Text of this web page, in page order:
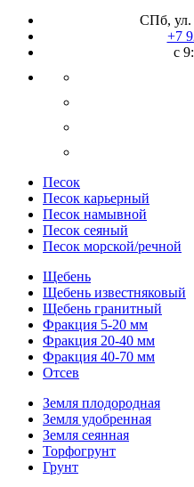
СПб, ул.
+7
с
Песок
Песок карьерный
Песок намывной
Песок сеяный
Песок морской/речной
Щебень
Щебень известняковый
Щебень гранитный
Фракция 5-20 мм
Фракция 20-40 мм
Фракция 40-70 мм
Отсев
Земля плодородная
Земля удобренная
Земля сеянная
Торфогрунт
Грунт